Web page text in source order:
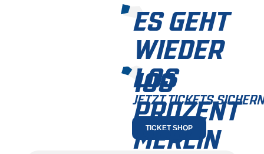
ES GEHT
WIEDER
LOS
JETZT TICKETS SICHERN
TICKET SHOP
100
PROZENT
MERLIN